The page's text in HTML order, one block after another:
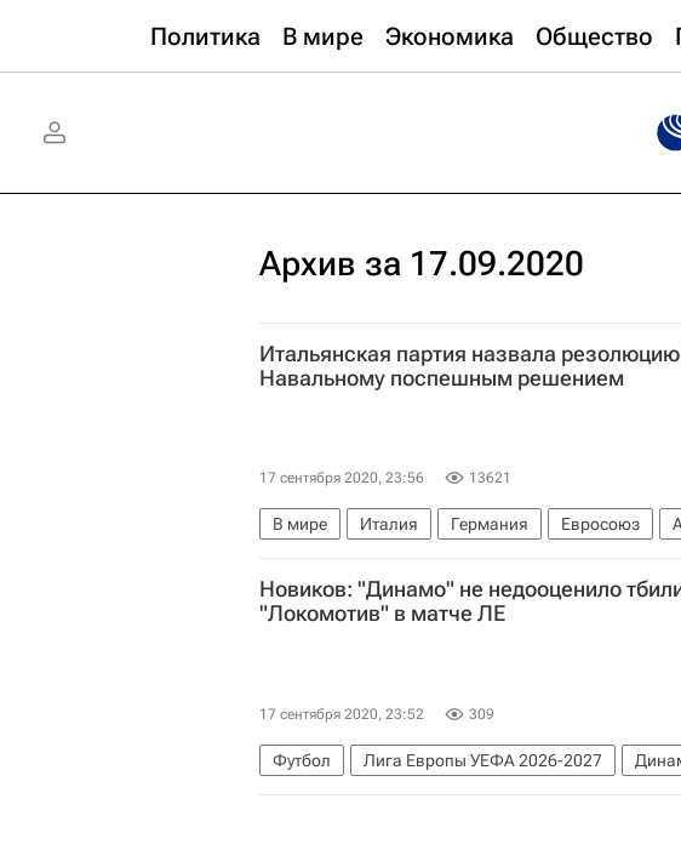
Политика В мире Экономика Общество
Архив за 17.09.2020
Итальянская партия назвала
Навальному поспешным решением
17 сентября 2020, 23:56 13621
В мире Италия Германия Евросоюз
Россия
Госпитализация Алексея Навального
Новиков: "Динамо" не недооценило
"Локомотив" в матче ЛЕ
17 сентября 2020, 23:52 309
Футбол Лига Европы УЕФА 2026-2027
"Локомотив" (Тбилиси)